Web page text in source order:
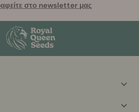
στο newsletter μας